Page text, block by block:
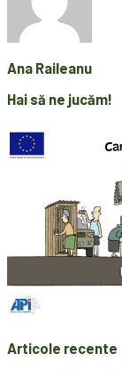
Ana Raileanu
Hai să ne jucăm!
Articole recente